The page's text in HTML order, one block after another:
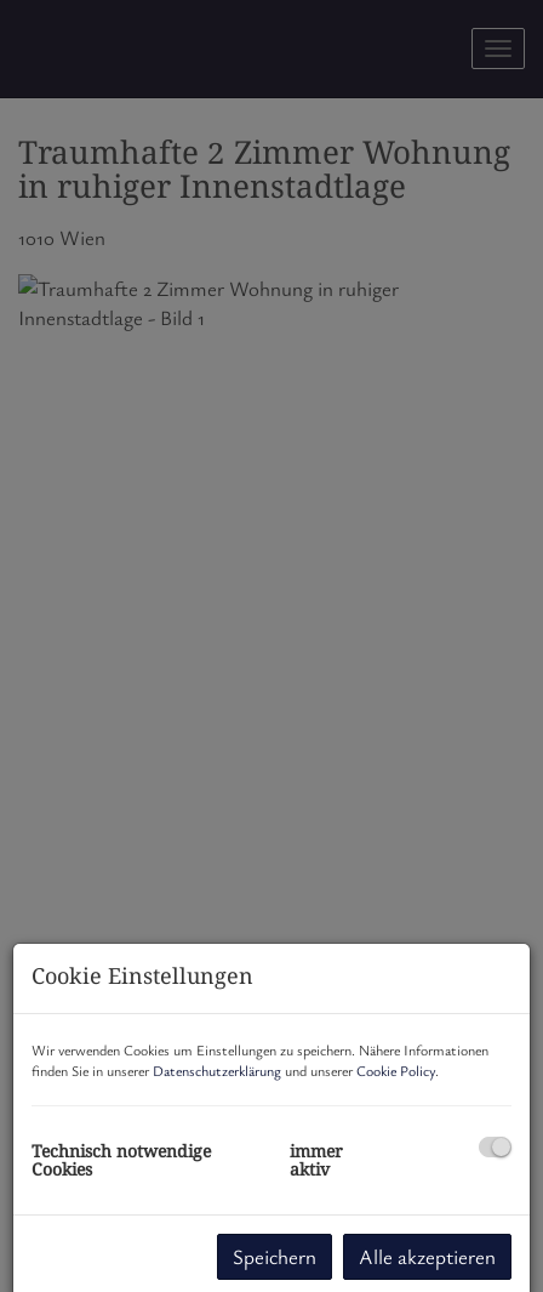
Traumhafte 2 Zimmer Wohnung
in ruhiger Innenstadtlage
1010 Wien
Cookie Einstellungen
Wir verwenden Cookies um Einstellungen zu speichern. Nähere Informationen
finden Sie in unsererDatenschutzerklärung und unsererCookie Policy.
Technisch notwendige
Cookies
immer
aktiv
Speichern Alle akzeptieren